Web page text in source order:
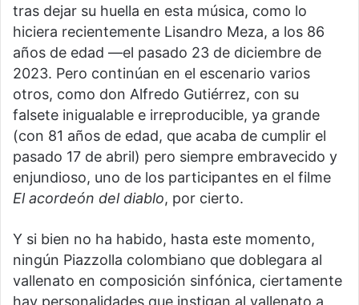
tras dejar su huella en esta música, como lo
hiciera recientemente Lisandro Meza, a los 86
años de edad —el pasado 23 de diciembre de
2023. Pero continúan en el escenario varios
otros, como don Alfredo Gutiérrez, con su
falsete inigualable e irreproducible, ya grande
(con 81 años de edad, que acaba de cumplir el
pasado 17 de abril) pero siempre embravecido y
enjundioso, uno de los participantes en el filme
El acordeón del diablo, por cierto.
Y si bien no ha habido, hasta este momento,
ningún Piazzolla colombiano que doblegara al
vallenato en composición sinfónica, ciertamente
hay personalidades que instigan al vallenato a